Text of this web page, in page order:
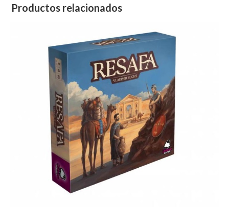
Productos relacionados